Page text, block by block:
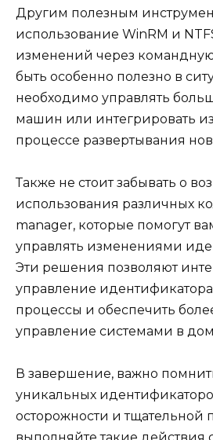
Другим полезным
использование WinRM и
изменений через командную
быть особенно полезно в
необходимо управлять
машин или интегрировать
процессе развертывания
Также не стоит забывать о
использования различных
manager, которые помогут
управлять изменениями
Эти решения позволяют
управление
процессы и обеспечить
управление системами в
В завершение, важно
уникальных
осторожности и тщательной